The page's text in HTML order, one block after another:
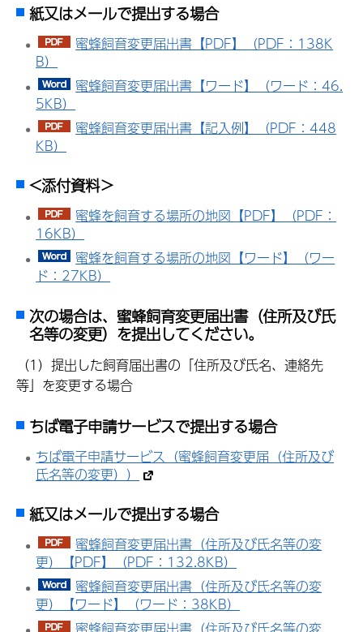
紙又はメールで提出する場合
蜜蜂飼育変更届出書【PDF】（PDF：138K
B）
蜜蜂飼育変更届出書【ワード】（ワード：46.
5KB）
蜜蜂飼育変更届出書【記入例】（PDF：448
KB）
<添付資料＞
蜜蜂を飼育する場所の地図【PDF】（PDF：
16KB）
蜜蜂を飼育する場所の地図【ワード】（ワー
ド：27KB）
次の場合は、蜜蜂飼育変更届出書（住所及び氏
名等の変更）を提出してください。
（1）提出した飼育届出書の「住所及び氏名、連絡先
等」を変更する場合
ちば電子申請サービスで提出する場合
ちば電子申請サービス（蜜蜂飼育変更届（住所及び
氏名等の変更））
紙又はメールで提出する場合
蜜蜂飼育変更届出書（住所及び氏名等の変
更）【PDF】（PDF：132.8KB）
蜜蜂飼育変更届出書（住所及び氏名等の変
更）【ワード】（ワード：38KB）